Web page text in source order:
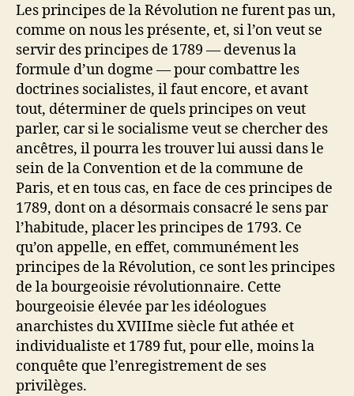
Les principes de la Révolution ne furent pas un,
comme on nous les présente, et, si l’on veut se
servir des principes de 1789 — devenus la
formule d’un dogme — pour combattre les
doctrines socialistes, il faut encore, et avant
tout, déterminer de quels principes on veut
parler, car si le socialisme veut se chercher des
ancêtres, il pourra les trouver lui aussi dans le
sein de la Convention et de la commune de
Paris, et en tous cas, en face de ces principes de
1789, dont on a désormais consacré le sens par
l’habitude, placer les principes de 1793. Ce
qu’on appelle, en effet, communément les
principes de la Révolution, ce sont les principes
de la bourgeoisie révolutionnaire. Cette
bourgeoisie élevée par les idéologues
anarchistes du XVIIIme siècle fut athée et
individualiste et 1789 fut, pour elle, moins la
conquête que l’enregistrement de ses
privilèges.